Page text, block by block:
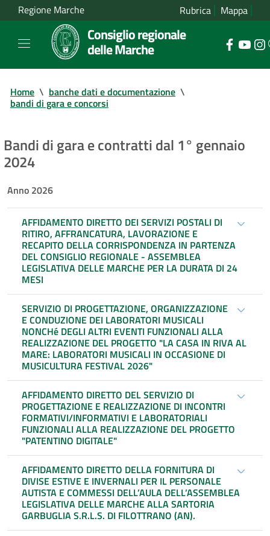
Regione Marche Rubrica Mappa
Consiglio regionale
delle Marche
Home \ banche dati e documentazione \
bandi di gara e concorsi
Bandi di gara e contratti dal 1° gennaio
2024
Anno 2026
AFFIDAMENTO DIRETTO DEI SERVIZI POSTALI DI
RITIRO, AFFRANCATURA, LAVORAZIONE E
RECAPITO DELLA CORRISPONDENZA IN PARTENZA
DEL CONSIGLIO REGIONALE - ASSEMBLEA
LEGISLATIVA DELLE MARCHE PER LA DURATA DI 24
MESI
SERVIZIO DI PROGETTAZIONE, ORGANIZZAZIONE
E CONDUZIONE DEI LABORATORI MUSICALI
NONCHé DEGLI ALTRI EVENTI FUNZIONALI ALLA
REALIZZAZIONE DEL PROGETTO "LA CASA IN RIVA AL
MARE: LABORATORI MUSICALI IN OCCASIONE DI
MUSICULTURA FESTIVAL 2026"
AFFIDAMENTO DIRETTO DEL SERVIZIO DI
PROGETTAZIONE E REALIZZAZIONE DI INCONTRI
FORMATIVI/INFORMATIVI E LABORATORIALI
FUNZIONALI ALLA REALIZZAZIONE DEL PROGETTO
"PATENTINO DIGITALE"
AFFIDAMENTO DIRETTO DELLA FORNITURA DI
DIVISE ESTIVE E INVERNALI PER IL PERSONALE
AUTISTA E COMMESSI DELL’AULA DELL’ASSEMBLEA
LEGISLATIVA DELLE MARCHE ALLA SARTORIA
GARBUGLIA S.R.L.S. DI FILOTTRANO (AN).